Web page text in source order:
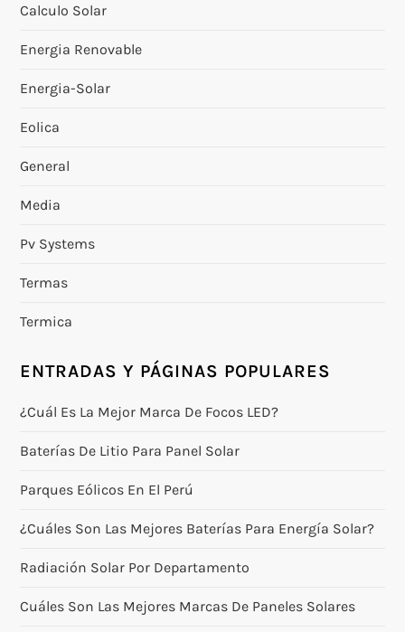
Calculo Solar
Energia Renovable
Energia-Solar
Eolica
General
Media
Pv Systems
Termas
Termica
ENTRADAS Y PÁGINAS POPULARES
¿Cuál Es La Mejor Marca De Focos LED?
Baterías De Litio Para Panel Solar
Parques Eólicos En El Perú
¿Cuáles Son Las Mejores Baterías Para Energía Solar?
Radiación Solar Por Departamento
Cuáles Son Las Mejores Marcas De Paneles Solares